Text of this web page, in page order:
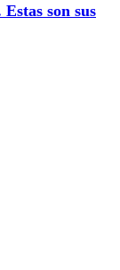
son sus